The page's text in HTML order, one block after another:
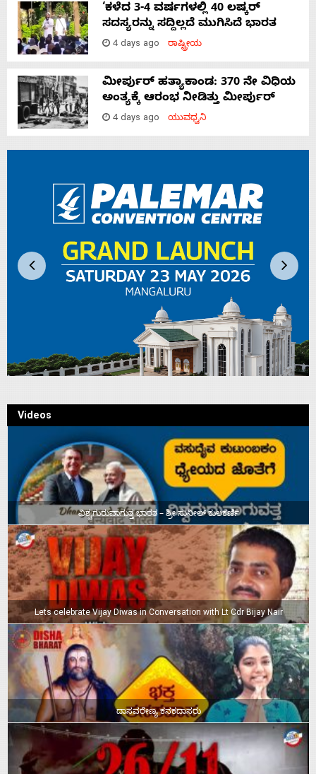
‘ಕಳೆದ 3-4 ವರ್ಷಗಳಲ್ಲಿ 40 ಲಷ್ಕರ್
ಸದಸ್ಯರನ್ನು ಸದ್ದಿಲ್ಲದೆ ಮುಗಿಸಿದೆ ಭಾರತ
4 days ago ರಾಷ್ಟ್ರೀಯ
ಮೀರ್ಪುರ್ ಹತ್ಯಾಕಾಂಡ: 370 ನೇ ವಿಧಿಯ
ಅಂತ್ಯಕ್ಕೆ ಆರಂಭ ನೀಡಿತ್ತು ಮೀರ್ಪುರ್
4 days ago ಯುವಧ್ವನಿ
Videos
ವಿಶ್ವಗುರುವಾಗುತ್ತ ಭಾರತ – ಶ್ರೀ ಸುನೀಲ್‌ ಕುಲಕರ್ಣಿ
Lets celebrate Vijay Diwas in Conversation with Lt Cdr Bijay Nair
ದಾಸವರೇಣ್ಯ ಕನಕದಾಸರು